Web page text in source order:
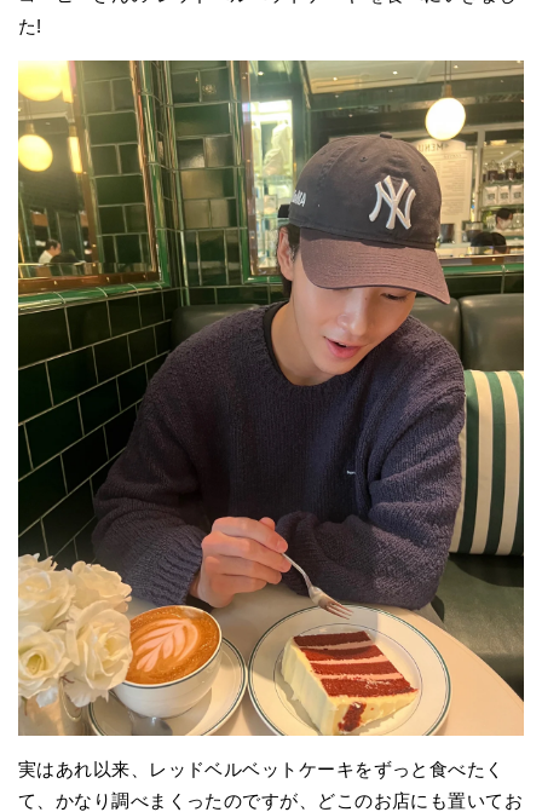
た!
実はあれ以来、レッドベルベットケーキをずっと食べたく
て、かなり調べまくったのですが、どこのお店にも置いてお